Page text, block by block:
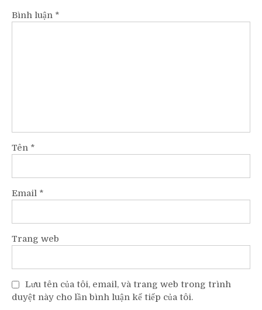
Bình luận *
Tên *
Email *
Trang web
Lưu tên của tôi, email, và trang web trong trình
duyệt này cho lần bình luận kế tiếp của tôi.